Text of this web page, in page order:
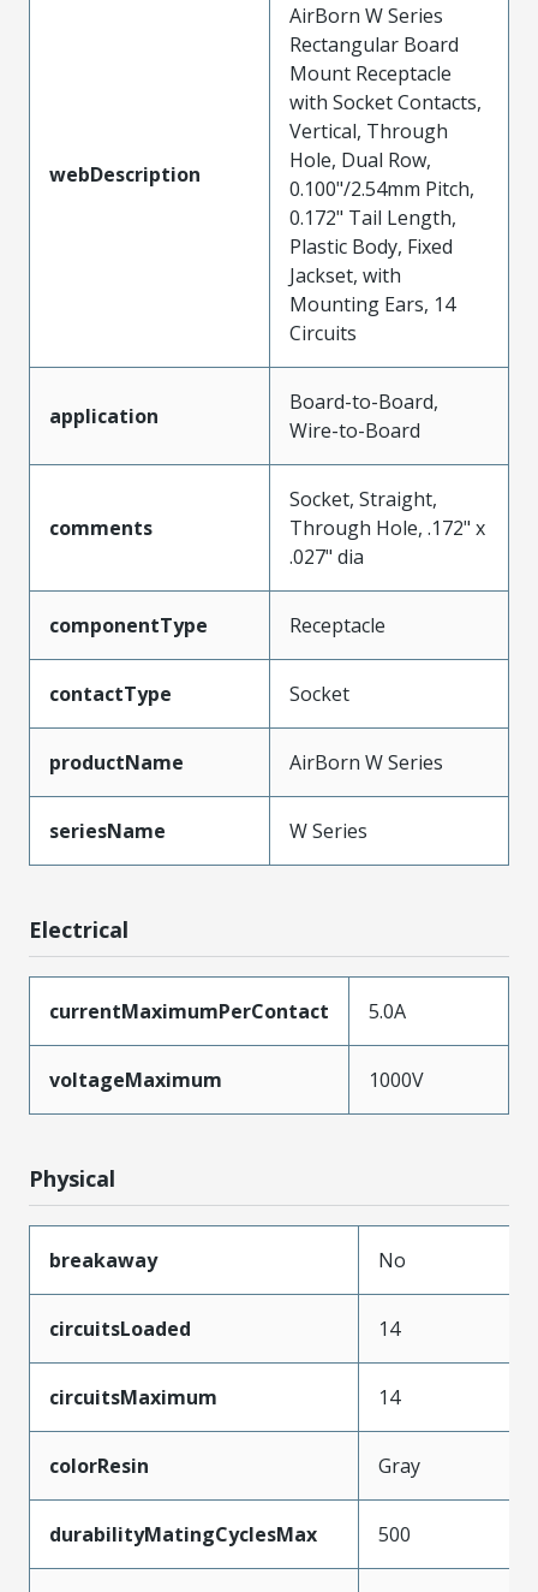
webDescription
AirBorn W Series
Rectangular Board
Mount Receptacle
with Socket Contacts,
Vertical, Through
Hole, Dual Row,
0.100"/2.54mm Pitch,
0.172" Tail Length,
Plastic Body, Fixed
Jackset, with
Mounting Ears, 14
Circuits
application
Board-to-Board,
Wire-to-Board
comments
Socket, Straight,
Through Hole, .172" x
.027" dia
componentType Receptacle
contactType Socket
productName AirBorn W Series
seriesName W Series
Electrical
currentMaximumPerContact 5.0A
voltageMaximum 1000V
Physical
breakaway No
circuitsLoaded 14
circuitsMaximum 14
colorResin Gray
durabilityMatingCyclesMax 500